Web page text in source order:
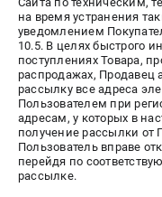
на время устранения
уведомлением
10.5. В целях быстрого
поступлениях Товара,
распродажах, Продавец
рассылку все адреса
Пользователем при
адресам, у которых в
получение рассылки от
Пользователь вправе
перейдя по
рассылке.